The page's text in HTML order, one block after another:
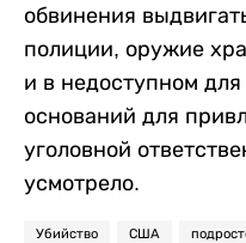
обвинения
полиции, оружие
и в недоступном
оснований для
уголовной
усмотрело.
Убийство США